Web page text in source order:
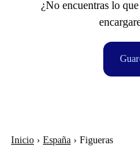
¿No encuentras lo
Inicio › España › Figueras